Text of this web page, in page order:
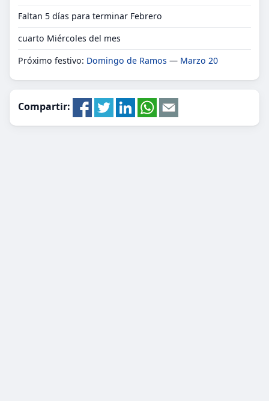
Faltan 5 días para terminar Febrero
cuarto Miércoles del mes
Próximo festivo: Domingo de Ramos — Marzo 20
Compartir: